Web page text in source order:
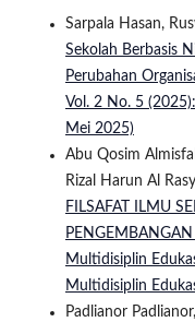
Sarpala Hasan,
Sekolah Berbasis
Perubahan
Vol. 2 No. 5
Mei 2025)
Abu Qosim
Rizal Harun Al
FILSAFAT ILMU
Multidisiplin
Multidisiplin
Padlianor